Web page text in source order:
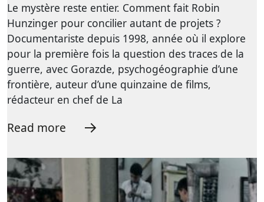
Le mystère reste entier. Comment fait Robin
Hunzinger pour concilier autant de projets ?
Documentariste depuis 1998, année où il explore
pour la première fois la question des traces de la
guerre, avec Gorazde, psychogéographie d’une
frontière, auteur d’une quinzaine de films,
rédacteur en chef de La
Read more